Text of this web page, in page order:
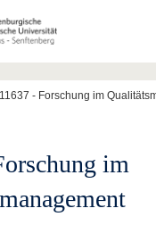
11637 - Forschung im
im